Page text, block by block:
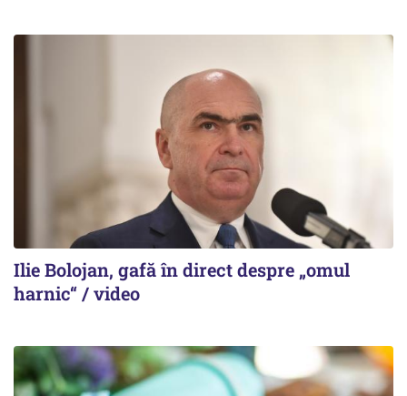
Ilie Bolojan, gafă în direct despre „omul
harnic“ / video